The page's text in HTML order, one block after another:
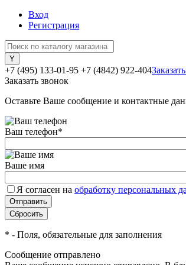
Вход
Регистрация
+7 (495) 133-01-95 +7 (4842) 922-404
Заказать звонок
Оставьте Ваше сообщение и контактные
Ваш телефон*
Ваше имя
Я согласен на обработку персональных
* - Поля, обязательные для заполнения
Сообщение отправлено